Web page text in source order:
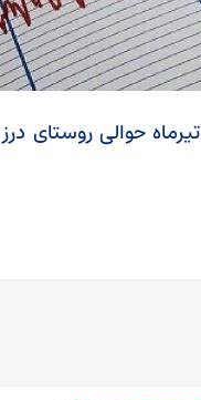
زمین لرزه‌ای به بزرگی ۴ ریشتر ساعت ۱۴:۳۹ جمعه ۱۲